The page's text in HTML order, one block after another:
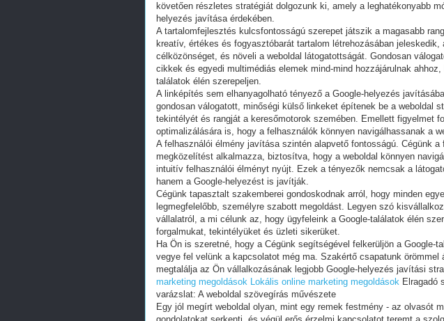
követően részletes stratégiát dolgozunk ki, amely a leghatékonyabb
helyezés javítása érdekében.
A tartalomfejlesztés kulcsfontosságú szerepet játszik a magasabb
kreatív, értékes és fogyasztóbarát tartalom létrehozásában jeleskedik,
célközönséget, és növeli a weboldal látogatottságát. Gondosan
cikkek és egyedi multimédiás elemek mind-mind hozzájárulnak ahhoz,
találatok élén szerepeljen.
A linképítés sem elhanyagolható tényező a Google-helyezés
gondosan válogatott, minőségi külső linkeket építenek be a weboldal
tekintélyét és rangját a keresőmotorok szemében. Emellett figyelmet
optimalizálására is, hogy a felhasználók könnyen navigálhassanak a
A felhasználói élmény javítása szintén alapvető fontosságú. Cégünk a
megközelítést alkalmazza, biztosítva, hogy a weboldal könnyen
intuitív felhasználói élményt nyújt. Ezek a tényezők nemcsak a
hanem a Google-helyezést is javítják.
Cégünk tapasztalt szakemberei gondoskodnak arról, hogy minden
legmegfelelőbb, személyre szabott megoldást. Legyen szó
vállalatról, a mi célunk az, hogy ügyfeleink a Google-találatok élén
forgalmukat, tekintélyüket és üzleti sikerüket.
Ha Ön is szeretné, hogy a Cégünk segítségével felkerüljön a Google-
vegye fel velünk a kapcsolatot még ma. Szakértő csapatunk örömmel
megtalálja az Ön vállalkozásának legjobb Google-helyezés javítási
marketing megoldások Lokális online marketing megoldások Elragadó
varázslat: A weboldal szövegírás művészete
Egy jól megírt weboldal olyan, mint egy remek festmény - az olvasót